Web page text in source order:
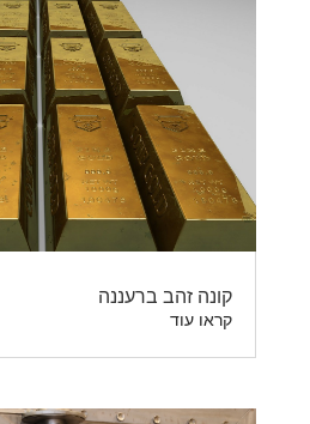
קונה זהב ברעננה
קראו עוד